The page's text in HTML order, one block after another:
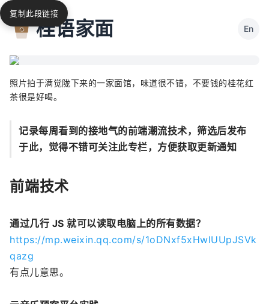
桂语家面 En
照片拍于满觉陇下来的一家面馆，味道很不错，不要钱的桂花红
茶很是好喝。
记录每周看到的接地气的前端潮流技术，筛选后发布
于此，觉得不错可关注此专栏，方便获取更新通知
前端技术
通过几行 JS 就可以读取电脑上的所有数据？
https://mp.weixin.qq.com/s/1oDNxf5xHwlUUpJSVk
qazg
有点儿意思。
复制此段链接